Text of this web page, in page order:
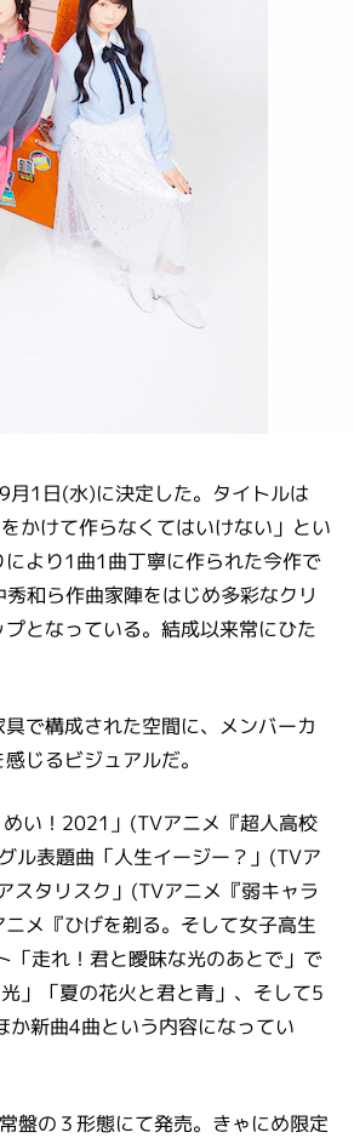
1日(水)に決定した。タイトルは
かけて作らなくてはいけない」とい
により1曲1曲丁寧に作られた今作で
和ら作曲家陣をはじめ多彩なクリ
となっている。結成以来常にひた
で構成された空間に、メンバーカ
じるビジュアルだ。
い！2021」(TVアニメ『超人高校
ル表題曲「人生イージー？」(TVア
スタリスク」(TVアニメ『弱キャラ
メ『ひげを剃る。そして女子高生
走れ！君と曖昧な光のあとで」で
」「夏の花火と君と青」、そして5
新曲4曲という内容になってい
盤の３形態にて発売。きゃにめ限定